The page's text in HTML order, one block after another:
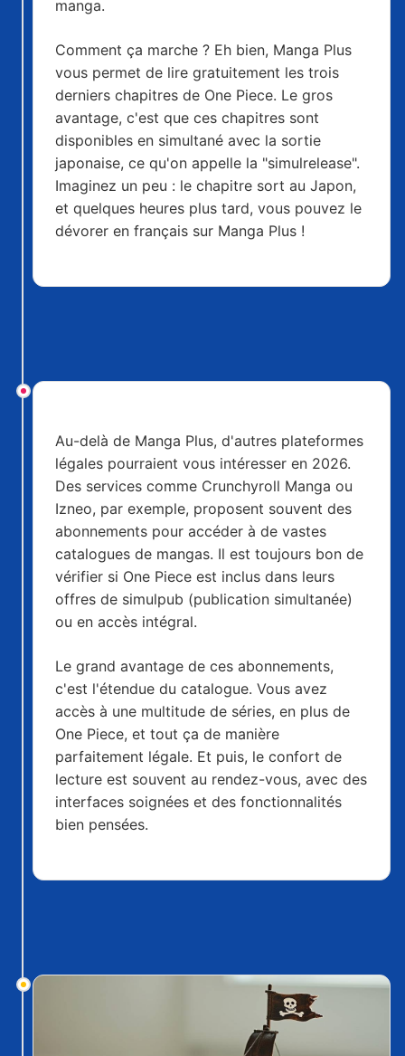
manga.
Comment ça marche ? Eh bien, Manga Plus
vous permet de lire gratuitement les trois
derniers chapitres de One Piece. Le gros
avantage, c'est que ces chapitres sont
disponibles en simultané avec la sortie
japonaise, ce qu'on appelle la "simulrelease".
Imaginez un peu : le chapitre sort au Japon,
et quelques heures plus tard, vous pouvez le
dévorer en français sur Manga Plus !
Au-delà de Manga Plus, d'autres plateformes
légales pourraient vous intéresser en 2026.
Des services comme Crunchyroll Manga ou
Izneo, par exemple, proposent souvent des
abonnements pour accéder à de vastes
catalogues de mangas. Il est toujours bon de
vérifier si One Piece est inclus dans leurs
offres de simulpub (publication simultanée)
ou en accès intégral.
Le grand avantage de ces abonnements,
c'est l'étendue du catalogue. Vous avez
accès à une multitude de séries, en plus de
One Piece, et tout ça de manière
parfaitement légale. Et puis, le confort de
lecture est souvent au rendez-vous, avec des
interfaces soignées et des fonctionnalités
bien pensées.